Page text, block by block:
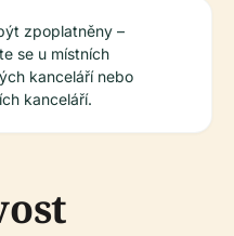
zpoplatněny –
se u místních
kanceláří nebo
kanceláří.